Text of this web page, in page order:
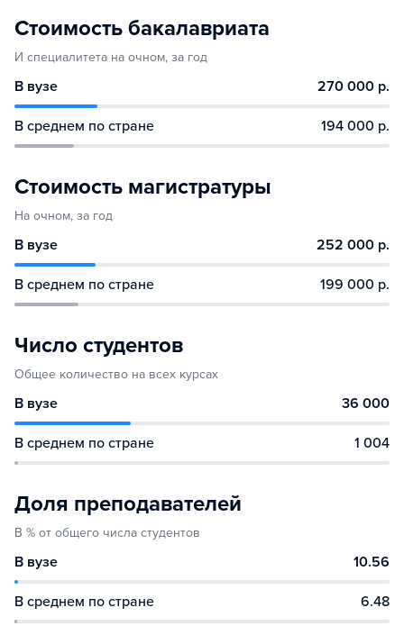
Стоимость бакалавриата
И специалитета на очном, за год
В вузе 270 000 р.
В среднем по стране 194 000 р.
Стоимость магистратуры
На очном, за год
В вузе 252 000 р.
В среднем по стране 199 000 р.
Число студентов
Общее количество на всех курсах
В вузе 36 000
В среднем по стране 1 004
Доля преподавателей
В % от общего числа студентов
В вузе 10.56
В среднем по стране 6.48